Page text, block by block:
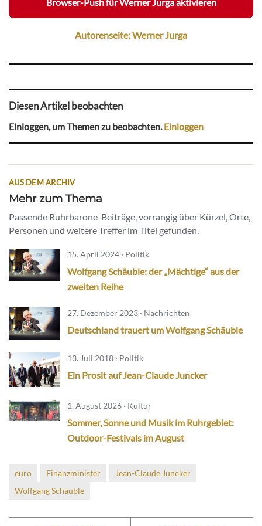
Autorenseite: Werner Jurga
Diesen Artikel beobachten
Einloggen, um Themen zu beobachten.Einloggen
AUS DEM ARCHIV
Mehr zum Thema
Passende Ruhrbarone-Beiträge, vorrangig über Kürzel, Orte,
Personen und weitere Treffer im Titel gefunden.
15. April 2024 · Politik
Wolfgang Schäuble: der „Mächtige“ aus der
zweiten Reihe
27. Dezember 2023 · Nachrichten
Deutschland trauert um Wolfgang Schäuble
13. Juli 2018 · Politik
Ein Prosit auf Jean-Claude Juncker
1. August 2026 · Kultur
Sommer, Sonne und Musik im Ruhrgebiet:
Outdoor-Festivals im August
euro Finanzminister
Jean-Claude Juncker
Wolfgang Schäuble